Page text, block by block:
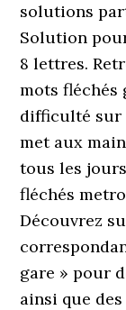
solutions
Solution
8 lettres.
mots fléchés
difficulté sur
met aux
tous les
fléchés
Découvrez
gare » pour
ainsi que